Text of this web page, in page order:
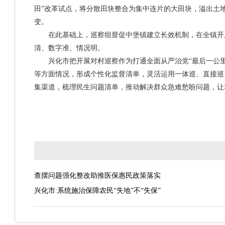
田”改革试点，将分散田块整合为集中连片的大田块，溢出土
变。
在此基础上，巡察组督促中堡镇建立长效机制，在全镇开
清、数字准、情况明。
兴化市把开展对村巡察作为打通全面从严治党“最后一公
等方面情况，形成个性化监督清单，灵活运用一体巡、直接
集渠道，梳理民生问题清单，推动解决群众急难愁盼问题，
查摆问题强化整改助推医保惠民政策落实
兴化市:系统施治保障农民“失地”不“失保”